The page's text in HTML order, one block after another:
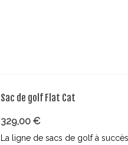
Sac de golf Flat Cat
329,00 €
La ligne de sacs de golf à